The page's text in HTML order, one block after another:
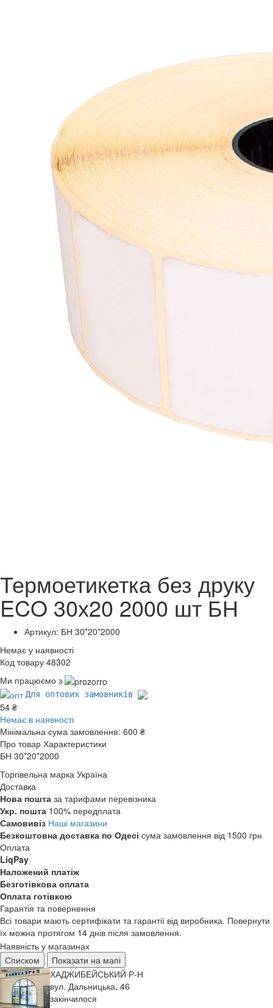
Термоетикетка без друку
ECO 30х20 2000 шт БН
Артикул: БН 30*20*2000
Немає у наявності
Код товару 48302
Ми працюємо з
Для оптових замовників
54 ₴
Немає в наявності
Мінімальна сума замовлення: 600 ₴
Про товар Характеристики
БН 30*20*2000
Торгівельна марка Україна
Доставка
Нова пошта за тарифами перевізника
Укр. пошта 100% передплата
Самовивіз Наші магазини
Безкоштовна доставка по Одесі сума замовлення від 1500 грн
Оплата
LiqPay
Наложений платіж
Безготівкова оплата
Оплата готівкою
Гарантія та повернення
Всі товари мають сертифікати та гарантії від виробника. Повернути
їх можна протягом 14 днів після замовлення.
Наявність у магазинах
Списком
Показати на мапі
ХАДЖИБЕЙСЬКИЙ Р-Н
вул. Дальницька, 46
закінчилося